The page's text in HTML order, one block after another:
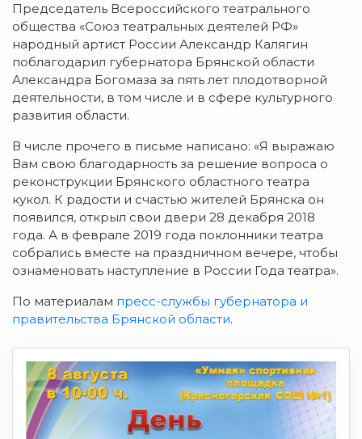
Председатель Всероссийского театрального
общества «Союз театральных деятелей РФ»
народный артист России Александр Калягин
поблагодарил губернатора Брянской области
Александра Богомаза за пять лет плодотворной
деятельности, в том числе и в сфере культурного
развития области.
В числе прочего в письме написано: «Я выражаю
Вам свою благодарность за решение вопроса о
реконструкции Брянского областного театра
кукол. К радости и счастью жителей Брянска он
появился, открыл свои двери 28 декабря 2018
года. А в феврале 2019 года поклонники театра
собрались вместе на праздничном вечере, чтобы
ознаменовать наступление в России Года театра».
По материалам пресс-службы губернатора и
правительства Брянской области.